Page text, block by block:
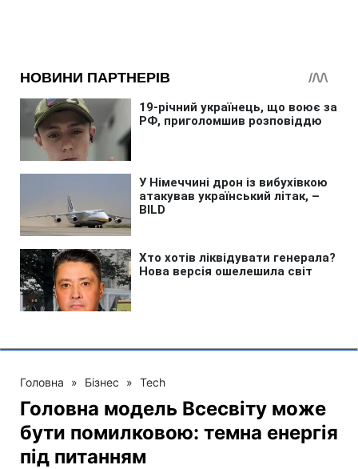
Головна » Бізнес » Tech
Головна модель Всесвіту може
бути помилковою: темна енергія
під питанням